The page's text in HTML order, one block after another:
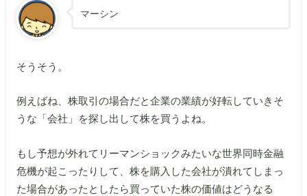
マーシン
そうそう。
例えばね、株取引の場合だと企業の業績が好転していきそ
うな「会社」を探し出して株を買うよね。
もし予想が外れてリーマンショックみたいな世界同時金融
危機が起こったりして、株を購入した会社が潰れてしまっ
た場合があったとしたら買っていた株の価値はどうなる